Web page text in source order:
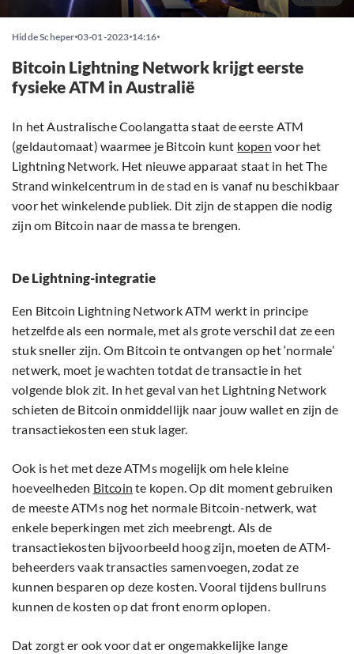
Hidde Scheper 03-01-2023 14:16
Bitcoin Lightning Network krijgt eerste
fysieke ATM in Australië
In het Australische Coolangatta staat de eerste ATM
(geldautomaat) waarmee je Bitcoin kunt kopen voor het
Lightning Network. Het nieuwe apparaat staat in het The
Strand winkelcentrum in de stad en is vanaf nu beschikbaar
voor het winkelende publiek. Dit zijn de stappen die nodig
zijn om Bitcoin naar de massa te brengen.
De Lightning-integratie
Een Bitcoin Lightning Network ATM werkt in principe
hetzelfde als een normale, met als grote verschil dat ze een
stuk sneller zijn. Om Bitcoin te ontvangen op het ‘normale’
netwerk, moet je wachten totdat de transactie in het
volgende blok zit. In het geval van het Lightning Network
schieten de Bitcoin onmiddellijk naar jouw wallet en zijn de
transactiekosten een stuk lager.
Ook is het met deze ATMs mogelijk om hele kleine
hoeveelheden Bitcoin te kopen. Op dit moment gebruiken
de meeste ATMs nog het normale Bitcoin-netwerk, wat
enkele beperkingen met zich meebrengt. Als de
transactiekosten bijvoorbeeld hoog zijn, moeten de ATM-
beheerders vaak transacties samenvoegen, zodat ze
kunnen besparen op deze kosten. Vooral tijdens bullruns
kunnen de kosten op dat front enorm oplopen.
Dat zorgt er ook voor dat er ongemakkelijke lange